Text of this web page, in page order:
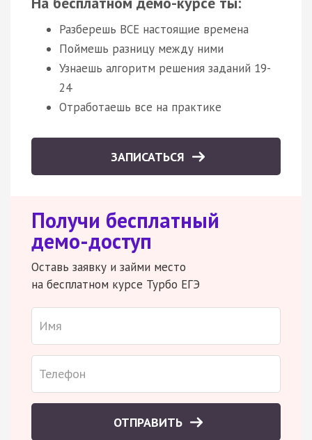
Разберешь ВСЕ настоящие времена
Поймешь разницу между ними
Узнаешь алгоритм решения заданий 19-
24
Отработаешь все на практике
ЗАПИСАТЬСЯ
Получи бесплатный
демо-доступ
Оставь заявку и займи место
на бесплатном курсе Турбо ЕГЭ
ОТПРАВИТЬ